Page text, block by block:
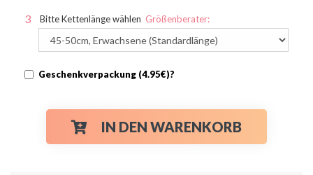
Bitte Kettenlänge wählen Größenberater:
Geschenkverpackung (4.95€)?
IN DEN WARENKORB